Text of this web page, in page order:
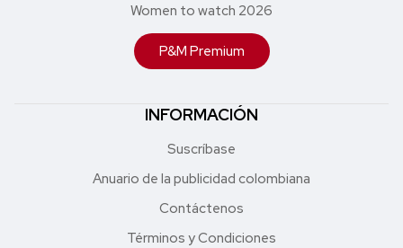
Women to watch 2026
P&M Premium
INFORMACIÓN
Suscríbase
Anuario de la publicidad colombiana
Contáctenos
Términos y Condiciones